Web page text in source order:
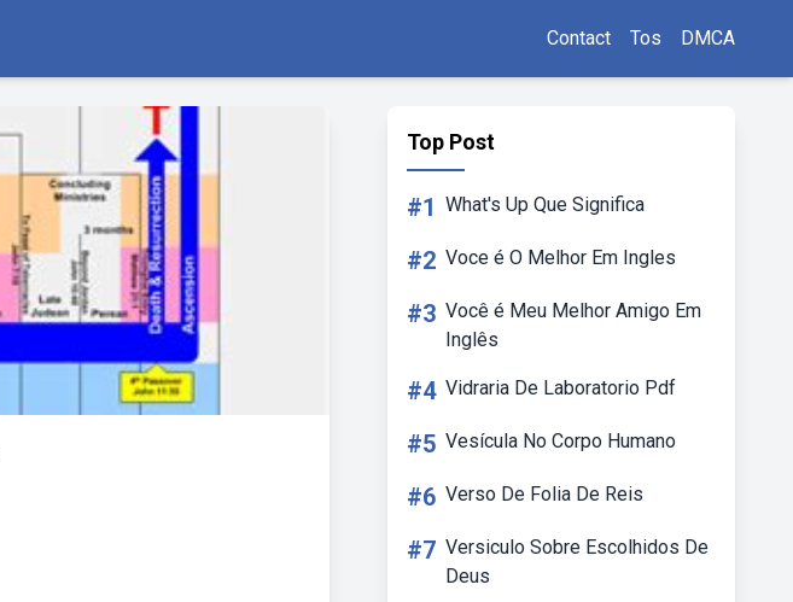
Contact Tos DMCA
Top Post
#1 What's Up Que Significa
#2 Voce é O Melhor Em Ingles
#3 Você é Meu Melhor Amigo Em
Inglês
#4 Vidraria De Laboratorio Pdf
#5 Vesícula No Corpo Humano
#6 Verso De Folia De Reis
#7 Versiculo Sobre Escolhidos De
Deus